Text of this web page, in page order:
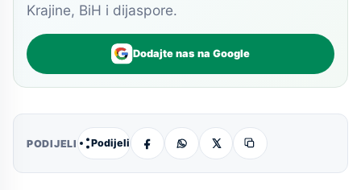
Krajine, BiH i dijaspore.
Dodajte nas na Google
PODIJELI Podijeli